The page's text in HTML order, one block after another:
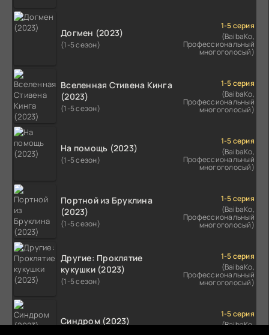
Догмен (2023)
(1-5 сезон)
1-5 серия
(BaibaKo,
Профессиональный
многоголосый)
Вселенная Стивена Кинга
(2023)
(1-5 сезон)
1-5 серия
(BaibaKo,
Профессиональный
многоголосый)
На помощь (2023)
(1-5 сезон)
1-5 серия
(BaibaKo,
Профессиональный
многоголосый)
Портной из Бруклина
(2023)
(1-5 сезон)
1-5 серия
(BaibaKo,
Профессиональный
многоголосый)
Другие: Проклятие
кукушки (2023)
(1-5 сезон)
1-5 серия
(BaibaKo,
Профессиональный
многоголосый)
Синдром (2023)
1-5 серия
(BaibaKo,